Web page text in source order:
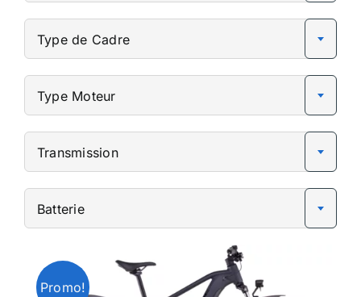
Type de Cadre
Type Moteur
Transmission
Batterie
Promo!